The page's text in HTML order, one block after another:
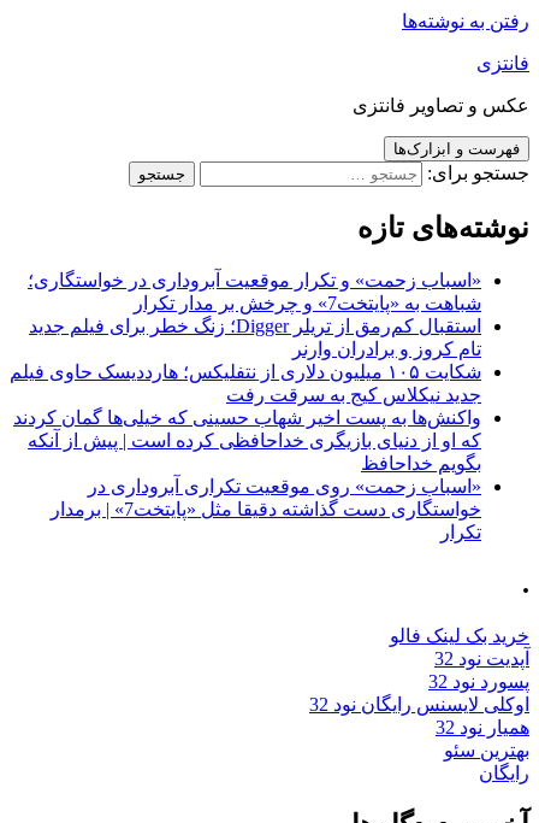
رفتن به نوشته‌ها
فانتزی
عکس و تصاویر فانتزی
فهرست و ابزارک‌ها
جستجو برای:
نوشته‌های تازه
«اسباب زحمت» و تکرار موقعیت آبروداری در خواستگاری؛
شباهت به «پایتخت7» و چرخش بر مدار تکرار
استقبال کم‌رمق از تریلر Digger؛ زنگ خطر برای فیلم جدید
تام کروز و برادران وارنر
شکایت ۱۰۵ میلیون دلاری از نتفلیکس؛ هارددیسک حاوی فیلم
جدید نیکلاس کیج به سرقت رفت
واکنش‌ها به پست اخیر شهاب حسینی که خیلی‌ها گمان کردند
که او از دنیای بازیگری خداحافظی کرده است | پیش از آنکه
بگویم خداحافظ
«اسباب زحمت» روی موقعیت تکراری آبروداری در
خواستگاری دست گذاشته دقیقا مثل «پایتخت7» | برمدار
تکرار
.
خرید بک لینک فالو
آپدیت نود 32
پسورد نود 32
اوکلی لایسنس رایگان نود 32
همیار نود 32
بهترین سئو
رایگان